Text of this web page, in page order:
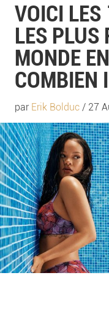
VOICI
LES PLUS
MONDE
COMBIEN
par Erik Bolduc / 27